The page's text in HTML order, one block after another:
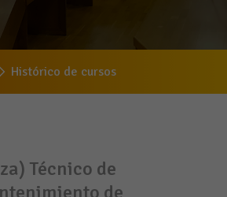
Histórico de cursos
Técnico de
de